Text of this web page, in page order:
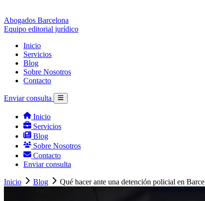
Abogados Barcelona
Equipo editorial jurídico
Inicio
Servicios
Blog
Sobre Nosotros
Contacto
Enviar consulta
Inicio
Servicios
Blog
Sobre Nosotros
Contacto
Enviar consulta
Inicio Blog Qué hacer ante una detención policial en